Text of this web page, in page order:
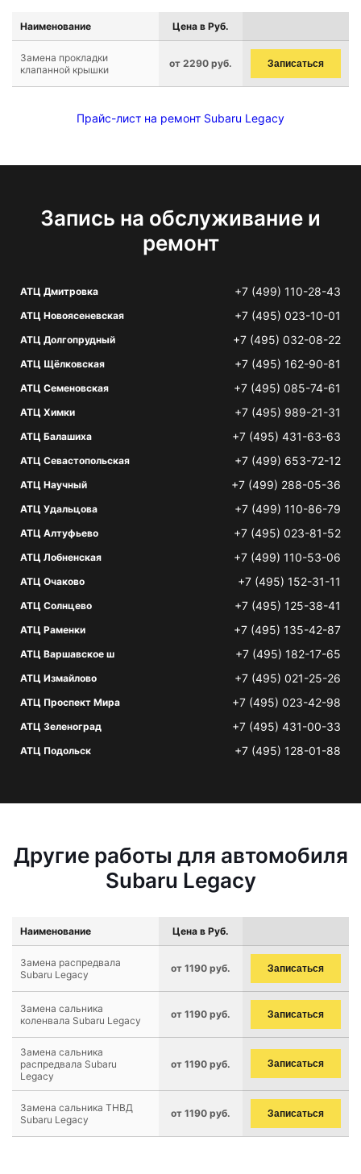
Наименование Цена в Руб.
Замена прокладки
клапанной крышки
от 2290 руб. Записаться
Прайс-лист на ремонт Subaru Legacy
Запись на обслуживание и
ремонт
АТЦ Дмитровка +7 (499) 110-28-43
АТЦ Новоясеневская +7 (495) 023-10-01
АТЦ Долгопрудный +7 (495) 032-08-22
АТЦ Щёлковская +7 (495) 162-90-81
АТЦ Семеновская +7 (495) 085-74-61
АТЦ Химки +7 (495) 989-21-31
АТЦ Балашиха +7 (495) 431-63-63
АТЦ Севастопольская +7 (499) 653-72-12
АТЦ Научный +7 (499) 288-05-36
АТЦ Удальцова +7 (499) 110-86-79
АТЦ Алтуфьево +7 (495) 023-81-52
АТЦ Лобненская +7 (499) 110-53-06
АТЦ Очаково +7 (495) 152-31-11
АТЦ Солнцево +7 (495) 125-38-41
АТЦ Раменки +7 (495) 135-42-87
АТЦ Варшавское ш +7 (495) 182-17-65
АТЦ Измайлово +7 (495) 021-25-26
АТЦ Проспект Мира +7 (495) 023-42-98
АТЦ Зеленоград +7 (495) 431-00-33
АТЦ Подольск +7 (495) 128-01-88
Другие работы для автомобиля
Subaru Legacy
Наименование Цена в Руб.
Замена распредвала
Subaru Legacy
от 1190 руб. Записаться
Замена сальника
коленвала Subaru Legacy
от 1190 руб. Записаться
Замена сальника
распредвала Subaru
Legacy
от 1190 руб. Записаться
Замена сальника ТНВД
Subaru Legacy
от 1190 руб. Записаться